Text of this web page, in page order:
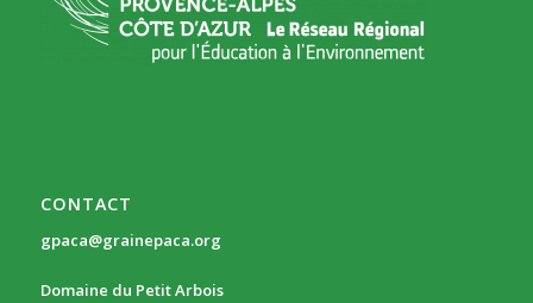
CONTACT
gpaca@grainepaca.org
Domaine du Petit Arbois